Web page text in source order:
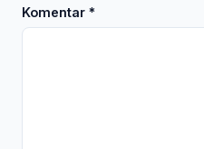
Komentar *